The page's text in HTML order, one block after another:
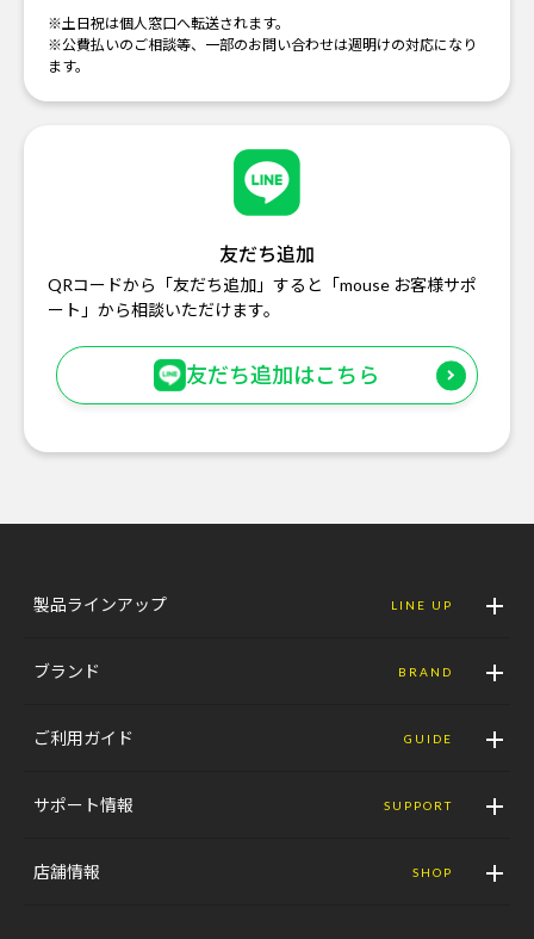
※土日祝は個人窓口へ転送されます。
※公費払いのご相談等、一部のお問い合わせは週明けの対応になり
ます。
友だち追加
QRコードから「友だち追加」すると「mouse お客様サポ
ート」から相談いただけます。
友だち追加はこちら
製品ラインアップ LINE UP
ブランド BRAND
ご利用ガイド GUIDE
サポート情報 SUPPORT
店舗情報 SHOP